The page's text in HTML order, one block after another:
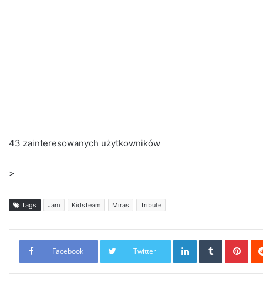
43 zainteresowanych użytkowników
>
Tags Jam KidsTeam Miras Tribute
Facebook Twitter
LinkedInTumblr